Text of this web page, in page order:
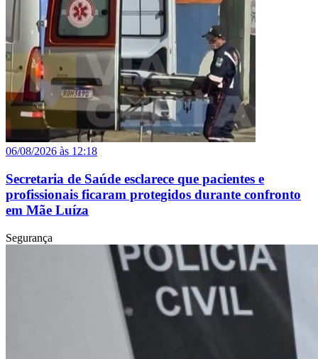
06/08/2026 às 12:18
Secretaria de Saúde esclarece que pacientes e
profissionais ficaram protegidos durante confronto
em Mãe Luíza
Segurança